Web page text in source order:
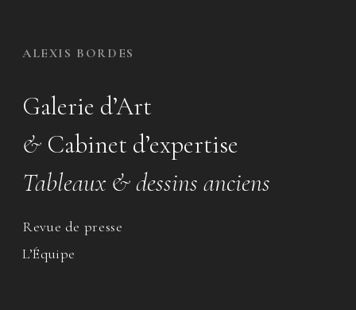
ALEXIS BORDES
Galerie d’Art
& Cabinet d’expertise
Tableaux & dessins anciens
Revue de presse
L’Équipe